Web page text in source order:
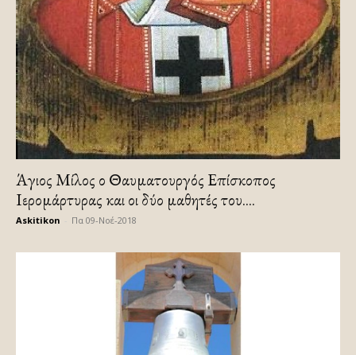
Άγιος Μίλος ο Θαυματουργός Επίσκοπος
Ιερομάρτυρας και οι δύο μαθητές του....
Askitikon Πα 09-Νοέ-2018